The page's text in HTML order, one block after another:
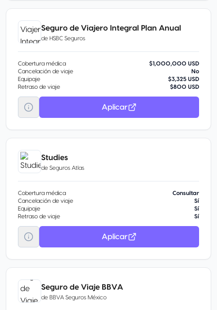
Seguro de Viajero Integral Plan Anual
de HSBC Seguros
Cobertura médica
$1,000,000 USD
Cancelación de viaje
No
Equipaje
$3,325 USD
Retraso de viaje
$800 USD
Aplicar
Studies
de Seguros Atlas
Cobertura médica
Consultar
Cancelación de viaje
Sí
Equipaje
Sí
Retraso de viaje
Sí
Aplicar
Seguro de Viaje BBVA
de BBVA Seguros México